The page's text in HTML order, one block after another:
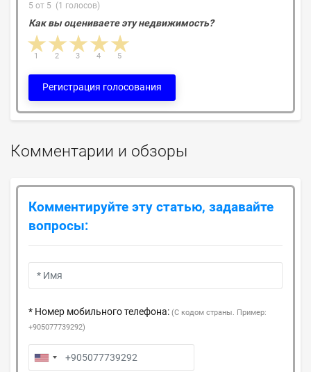
5 от 5 (1 голосов)
Как вы оцениваете эту недвижимость?
4 stars
3 stars
2 stars
1 star 5
4
3
2
1
Регистрация голосования
Комментарии и обзоры
Комментируйте эту статью, задавайте
вопросы:
* Номер мобильного телефона: (С кодом страны. Пример:
+905077739292)